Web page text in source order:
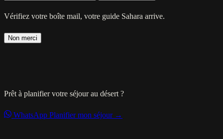
Vérifiez votre boîte mail, votre guide Sahara arrive.
Non merci
Prêt à planifier votre séjour au désert ?
WhatsApp Planifier mon séjour →